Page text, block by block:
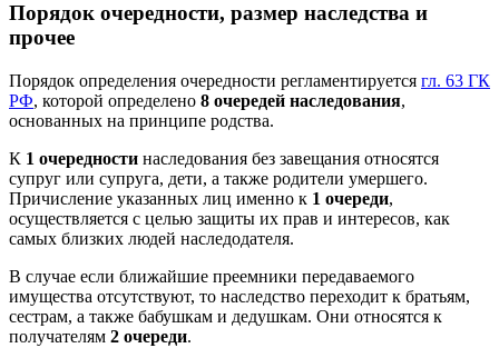
Порядок очередности, размер наследства и
прочее
Порядок определения очередности регламентируется гл. 63 ГК
РФ, которой определено 8 очередей наследования,
основанных на принципе родства.
К 1 очередности наследования без завещания относятся
супруг или супруга, дети, а также родители умершего.
Причисление указанных лиц именно к 1 очереди,
осуществляется с целью защиты их прав и интересов, как
самых близких людей наследодателя.
В случае если ближайшие преемники передаваемого
имущества отсутствуют, то наследство переходит к братьям,
сестрам, а также бабушкам и дедушкам. Они относятся к
получателям 2 очереди.